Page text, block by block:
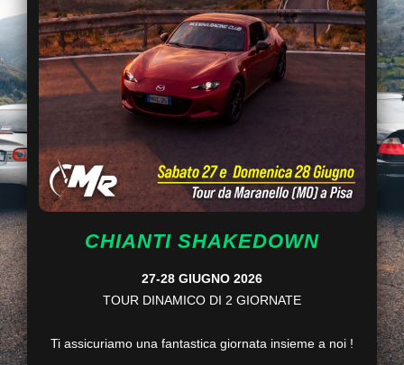
CHIANTI SHAKEDOWN
27-28 GIUGNO 2026
TOUR DINAMICO DI 2 GIORNATE
Ti assicuriamo una fantastica giornata insieme a noi !